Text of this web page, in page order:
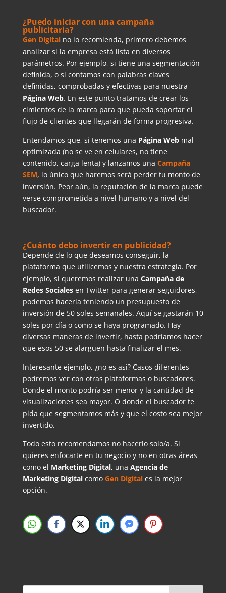
¿Puedo iniciar con una campaña
publicitaria?
Gen Digitalno lo recomienda, primero debemos
analizar si la empresa está lista en diversos
parámetros. Por ejemplo, si tiene una segmentación
definida, o si contamos con palabras claves
definidas, comprobadas y efectivas para nuestra
Página Web. En este punto tratamos de crear los
cimientos de la marca para que pueda soportar el
flujo de clientes que llegarán de forma progresiva.
Entendamos que, si tenemos una Página Web mal
optimizada (no se ve en celulares, no tiene
contenido, carga lenta) y lanzamos una Campaña
SEM, lo único que haremos será perder tu monto de
inversión. Peor aún, la reputación de la marca puede
verse comprometida a nivel humano y a nivel del
buscador.
¿Cuánto debo invertir en publicidad?
Depende de lo que deseamos conseguir, la
plataforma que utilicemos y nuestra estrategia. Por
ejemplo, si queremos realizar una Campaña de
Redes Socialesen Twitter para generar seguidores,
podemos hacerla teniendo un presupuesto de
inversión de 50 soles semanales. Aquí se gastarán 10
soles por día o como se haya programado. Hay
diversas maneras de invertir, hasta podríamos hacer
que esos 50 se alarguen hasta finalizar el mes.
Interesante ejemplo, ¿no es así? Casos diferentes
podremos ver con otras plataformas o buscadores.
Donde el monto podría ser menor y la cantidad de
visualizaciones sea mayor. O donde el buscador te
pida que segmentamos más y que el costo sea mejor
invertido.
Todo esto recomendamos no hacerlo solo/a. Si
quieres enfocarte en tu negocio y no en otras áreas
como el Marketing Digital, una Agencia de
Marketing Digitalcomo Gen Digitales la mejor
opción.